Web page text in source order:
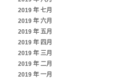
2019 年 七月
2019 年 六月
2019 年 五月
2019 年 四月
2019 年 三月
2019 年 二月
2019 年 一月